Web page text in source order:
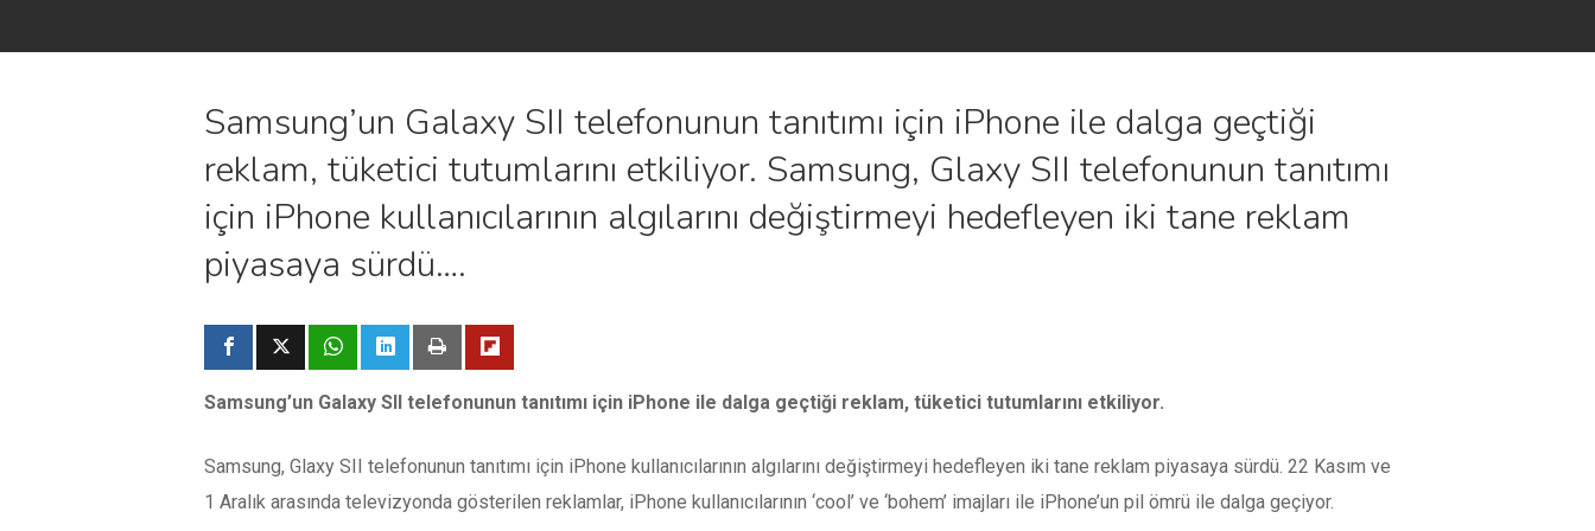
Samsung’un Galaxy SII telefonunun tanıtımı için iPhone ile dalga geçtiği
reklam, tüketici tutumlarını etkiliyor. Samsung, Glaxy SII telefonunun tanıtımı
için iPhone kullanıcılarının algılarını değiştirmeyi hedefleyen iki tane reklam
piyasaya sürdü….
Samsung’un Galaxy SII telefonunun tanıtımı için iPhone ile dalga geçtiği reklam, tüketici tutumlarını etkiliyor.
Samsung, Glaxy SII telefonunun tanıtımı için iPhone kullanıcılarının algılarını değiştirmeyi hedefleyen iki tane reklam piyasaya sürdü. 22 Kasım ve
1 Aralık arasında televizyonda gösterilen reklamlar, iPhone kullanıcılarının ‘cool’ ve ‘bohem’ imajları ile iPhone’un pil ömrü ile dalga geçiyor.